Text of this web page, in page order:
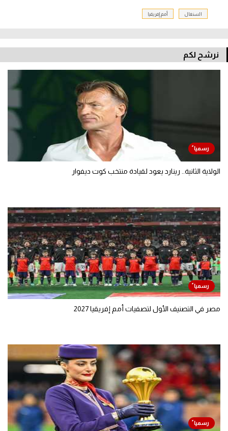
السنغال أمم إفريقيا
نرشح لكم
الولاية الثانية.. رينارد يعود لقيادة منتخب كوت ديفوار
مصر في التصنيف الأول لتصفيات أمم إفريقيا 2027